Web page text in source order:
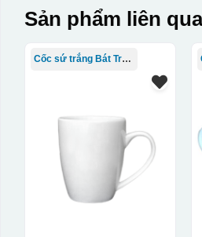
Sản phẩm liên
Cốc sứ trắng Bát Tràng